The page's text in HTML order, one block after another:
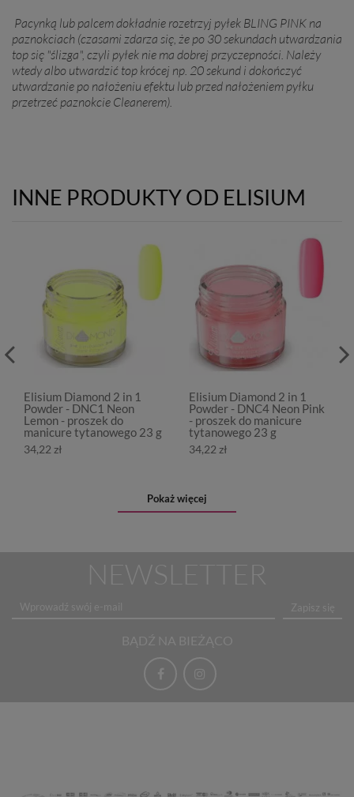
Pacynką lub palcem dokładnie rozetrzyj pyłek BLING PINK na
paznokciach (czasami zdarza się, że po 30 sekundach utwardzania
top się "ślizga", czyli pyłek nie ma dobrej przyczepności. Należy
wtedy albo utwardzić top krócej np. 20 sekund i dokończyć
utwardzanie po nałożeniu efektu lub przed nałożeniem pyłku
przetrzeć paznokcie Cleanerem).
INNE PRODUKTY OD ELISIUM
Elisium Diamond 2 in 1
Powder - DNC1 Neon
Lemon - proszek do
manicure tytanowego 23 g
34,22 zł
Elisium Diamond 2 in 1
Powder - DNC4 Neon Pink
- proszek do manicure
tytanowego 23 g
34,22 zł
Pokaż więcej
NEWSLETTER
Zapisz się
BĄDŹ NA BIEŻĄCO